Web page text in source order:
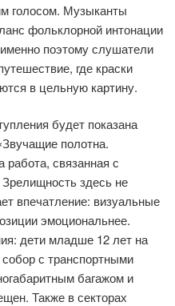
голосом. Музыканты
фольклорной интонации
поэтому слушатели
где краски
в цельную картину.
будет показана
полотна.
работа, связанная с
здесь не
впечатление: визуальные
эмоциональнее.
дети младше 12 лет на
с транспортными
багажом и
Также в секторах